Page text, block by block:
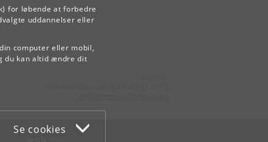
for løbende at forbedre
uddannelser eller
computer eller mobil,
du kan altid ændre dit
Se cookies